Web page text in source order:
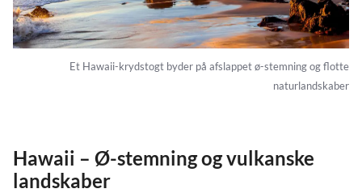
Et Hawaii-krydstogt byder på afslappet ø-stemning og flotte
naturlandskaber
Hawaii – Ø-stemning og vulkanske
landskaber